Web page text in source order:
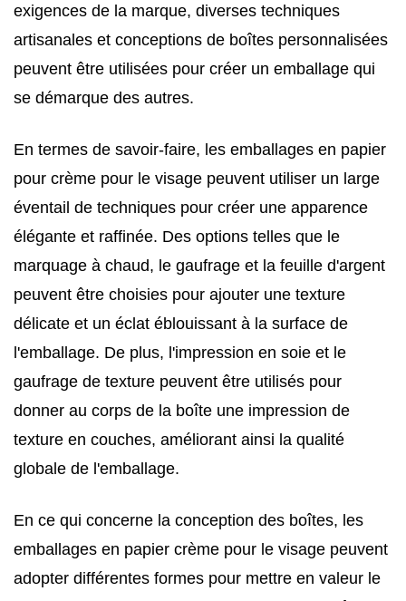
exigences de la marque, diverses techniques
artisanales et conceptions de boîtes personnalisées
peuvent être utilisées pour créer un emballage qui
se démarque des autres.
En termes de savoir-faire, les emballages en papier
pour crème pour le visage peuvent utiliser un large
éventail de techniques pour créer une apparence
élégante et raffinée. Des options telles que le
marquage à chaud, le gaufrage et la feuille d'argent
peuvent être choisies pour ajouter une texture
délicate et un éclat éblouissant à la surface de
l'emballage. De plus, l'impression en soie et le
gaufrage de texture peuvent être utilisés pour
donner au corps de la boîte une impression de
texture en couches, améliorant ainsi la qualité
globale de l'emballage.
En ce qui concerne la conception des boîtes, les
emballages en papier crème pour le visage peuvent
adopter différentes formes pour mettre en valeur le